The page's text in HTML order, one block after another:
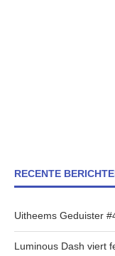
RECENTE
Uitheems Geduister
Luminous Dash viert